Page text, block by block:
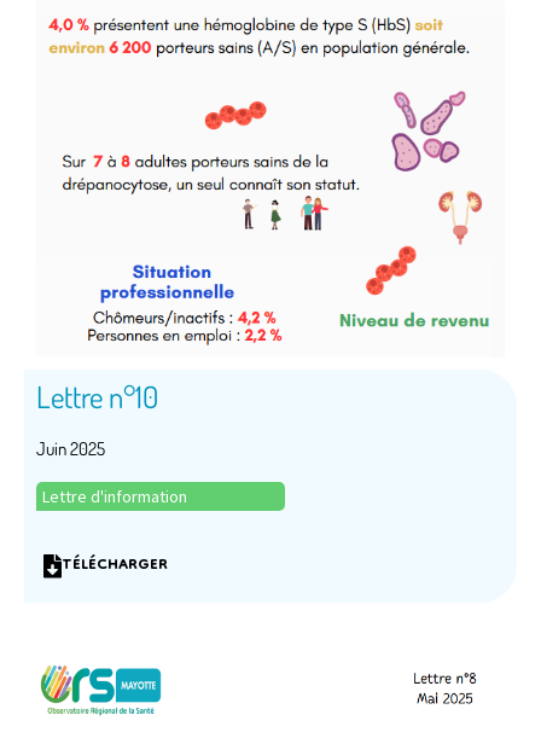
Lettre n°10
Juin 2025
Lettre d'information
TÉLÉCHARGER